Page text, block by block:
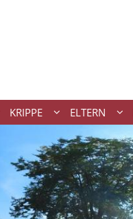
KRIPPE ELTERN